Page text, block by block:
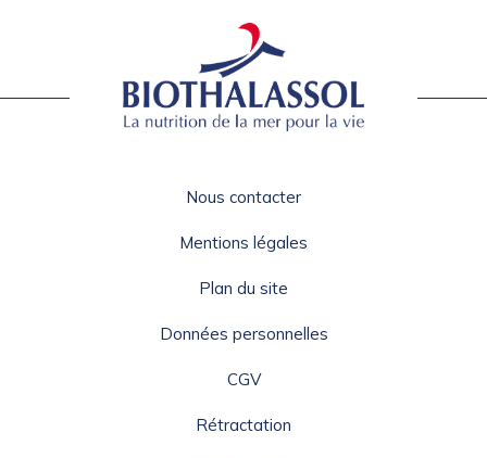
Nous contacter
Mentions légales
Plan du site
Données personnelles
CGV
Rétractation